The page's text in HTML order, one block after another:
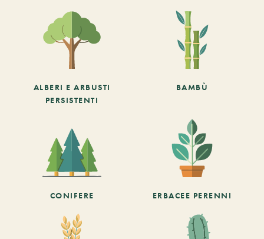
ALBERI E ARBUSTI
PERSISTENTI
BAMBÙ
CONIFERE ERBACEE PERENNI